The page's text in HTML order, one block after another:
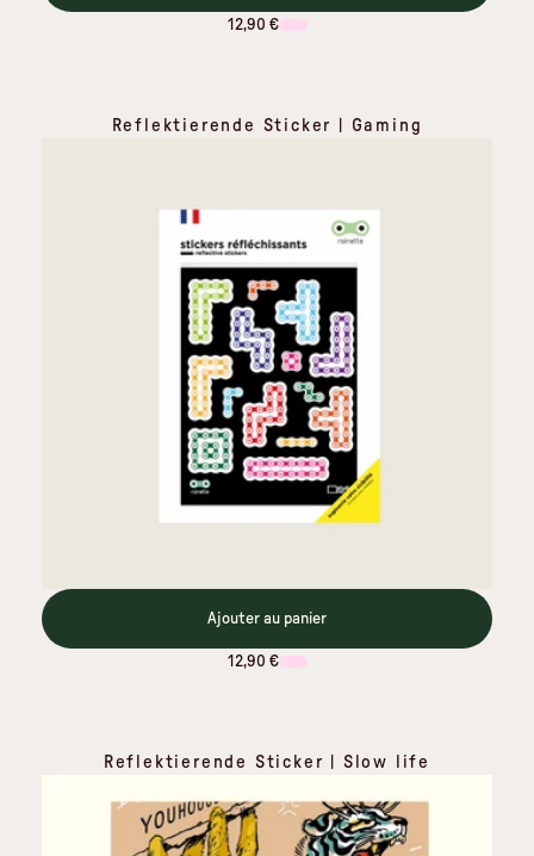
12,90 €
Reflektierende Sticker | Gaming
Ajouter au panier
12,90 €
Reflektierende Sticker | Slow life